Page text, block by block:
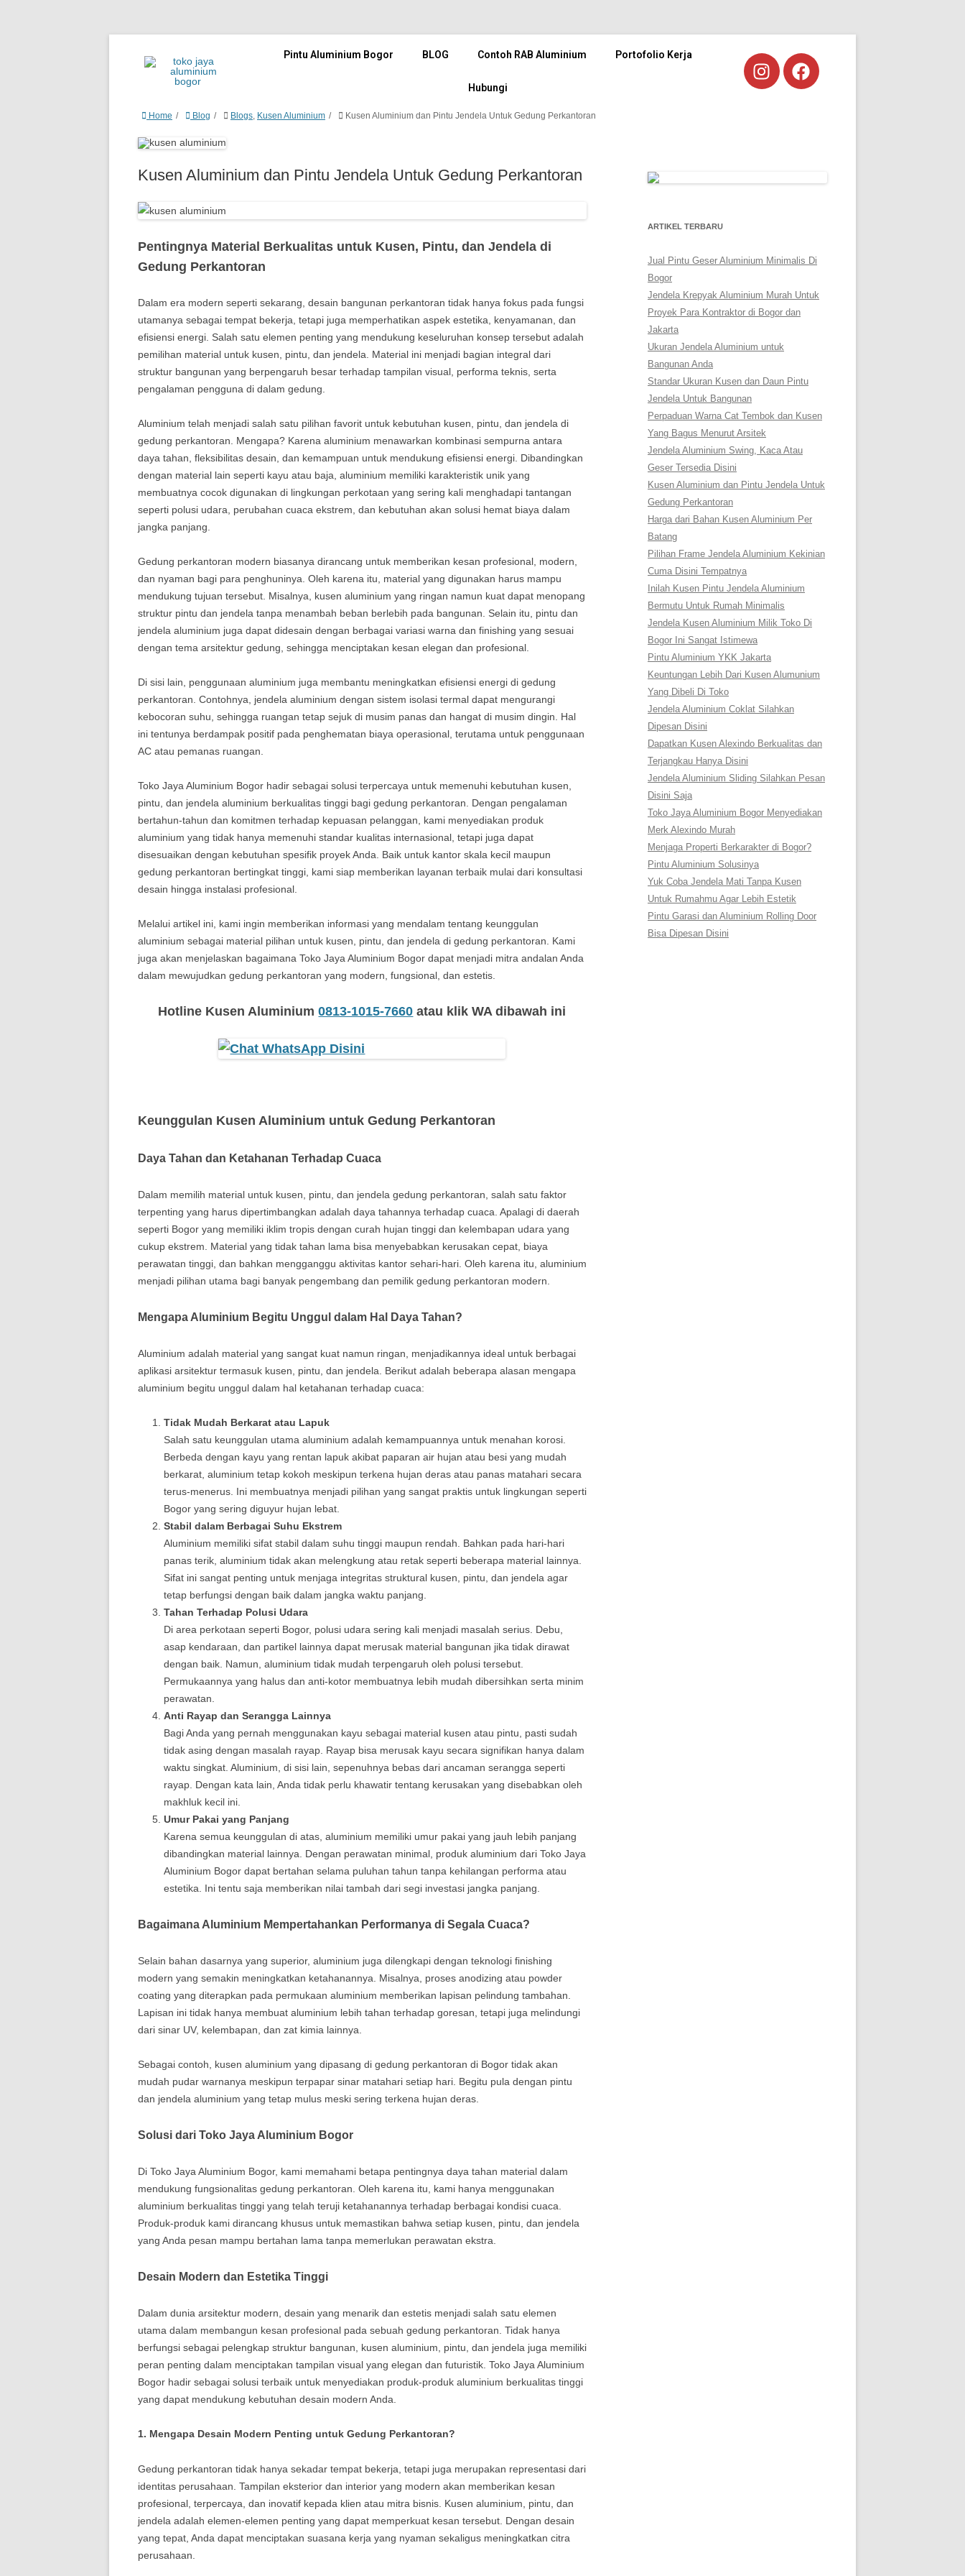
Pintu Aluminium Bogor BLOG Contoh RAB Aluminium Portofolio Kerja
Hubungi
Home Blog Blogs, Kusen Aluminium Kusen Aluminium dan Pintu Jendela Untuk Gedung Perkantoran
Kusen Aluminium dan Pintu Jendela Untuk Gedung Perkantoran
Pentingnya Material Berkualitas untuk Kusen, Pintu, dan Jendela di
Gedung Perkantoran
Dalam era modern seperti sekarang, desain bangunan perkantoran tidak hanya fokus pada fungsi
utamanya sebagai tempat bekerja, tetapi juga memperhatikan aspek estetika, kenyamanan, dan
efisiensi energi. Salah satu elemen penting yang mendukung keseluruhan konsep tersebut adalah
pemilihan material untuk kusen, pintu, dan jendela. Material ini menjadi bagian integral dari
struktur bangunan yang berpengaruh besar terhadap tampilan visual, performa teknis, serta
pengalaman pengguna di dalam gedung.
Aluminium telah menjadi salah satu pilihan favorit untuk kebutuhan kusen, pintu, dan jendela di
gedung perkantoran. Mengapa? Karena aluminium menawarkan kombinasi sempurna antara
daya tahan, fleksibilitas desain, dan kemampuan untuk mendukung efisiensi energi. Dibandingkan
dengan material lain seperti kayu atau baja, aluminium memiliki karakteristik unik yang
membuatnya cocok digunakan di lingkungan perkotaan yang sering kali menghadapi tantangan
seperti polusi udara, perubahan cuaca ekstrem, dan kebutuhan akan solusi hemat biaya dalam
jangka panjang.
Gedung perkantoran modern biasanya dirancang untuk memberikan kesan profesional, modern,
dan nyaman bagi para penghuninya. Oleh karena itu, material yang digunakan harus mampu
mendukung tujuan tersebut. Misalnya, kusen aluminium yang ringan namun kuat dapat menopang
struktur pintu dan jendela tanpa menambah beban berlebih pada bangunan. Selain itu, pintu dan
jendela aluminium juga dapat didesain dengan berbagai variasi warna dan finishing yang sesuai
dengan tema arsitektur gedung, sehingga menciptakan kesan elegan dan profesional.
Di sisi lain, penggunaan aluminium juga membantu meningkatkan efisiensi energi di gedung
perkantoran. Contohnya, jendela aluminium dengan sistem isolasi termal dapat mengurangi
kebocoran suhu, sehingga ruangan tetap sejuk di musim panas dan hangat di musim dingin. Hal
ini tentunya berdampak positif pada penghematan biaya operasional, terutama untuk penggunaan
AC atau pemanas ruangan.
Toko Jaya Aluminium Bogor hadir sebagai solusi terpercaya untuk memenuhi kebutuhan kusen,
pintu, dan jendela aluminium berkualitas tinggi bagi gedung perkantoran. Dengan pengalaman
bertahun-tahun dan komitmen terhadap kepuasan pelanggan, kami menyediakan produk
aluminium yang tidak hanya memenuhi standar kualitas internasional, tetapi juga dapat
disesuaikan dengan kebutuhan spesifik proyek Anda. Baik untuk kantor skala kecil maupun
gedung perkantoran bertingkat tinggi, kami siap memberikan layanan terbaik mulai dari konsultasi
desain hingga instalasi profesional.
Melalui artikel ini, kami ingin memberikan informasi yang mendalam tentang keunggulan
aluminium sebagai material pilihan untuk kusen, pintu, dan jendela di gedung perkantoran. Kami
juga akan menjelaskan bagaimana Toko Jaya Aluminium Bogor dapat menjadi mitra andalan Anda
dalam mewujudkan gedung perkantoran yang modern, fungsional, dan estetis.
Hotline Kusen Aluminium0813-1015-7660 atau klik WA dibawah ini
Keunggulan Kusen Aluminium untuk Gedung Perkantoran
Daya Tahan dan Ketahanan Terhadap Cuaca
Dalam memilih material untuk kusen, pintu, dan jendela gedung perkantoran, salah satu faktor
terpenting yang harus dipertimbangkan adalah daya tahannya terhadap cuaca. Apalagi di daerah
seperti Bogor yang memiliki iklim tropis dengan curah hujan tinggi dan kelembapan udara yang
cukup ekstrem. Material yang tidak tahan lama bisa menyebabkan kerusakan cepat, biaya
perawatan tinggi, dan bahkan mengganggu aktivitas kantor sehari-hari. Oleh karena itu, aluminium
menjadi pilihan utama bagi banyak pengembang dan pemilik gedung perkantoran modern.
Mengapa Aluminium Begitu Unggul dalam Hal Daya Tahan?
Aluminium adalah material yang sangat kuat namun ringan, menjadikannya ideal untuk berbagai
aplikasi arsitektur termasuk kusen, pintu, dan jendela. Berikut adalah beberapa alasan mengapa
aluminium begitu unggul dalam hal ketahanan terhadap cuaca:
Tidak Mudah Berkarat atau Lapuk
Salah satu keunggulan utama aluminium adalah kemampuannya untuk menahan korosi.
Berbeda dengan kayu yang rentan lapuk akibat paparan air hujan atau besi yang mudah
berkarat, aluminium tetap kokoh meskipun terkena hujan deras atau panas matahari secara
terus-menerus. Ini membuatnya menjadi pilihan yang sangat praktis untuk lingkungan seperti
Bogor yang sering diguyur hujan lebat.
Stabil dalam Berbagai Suhu Ekstrem
Aluminium memiliki sifat stabil dalam suhu tinggi maupun rendah. Bahkan pada hari-hari
panas terik, aluminium tidak akan melengkung atau retak seperti beberapa material lainnya.
Sifat ini sangat penting untuk menjaga integritas struktural kusen, pintu, dan jendela agar
tetap berfungsi dengan baik dalam jangka waktu panjang.
Tahan Terhadap Polusi Udara
Di area perkotaan seperti Bogor, polusi udara sering kali menjadi masalah serius. Debu,
asap kendaraan, dan partikel lainnya dapat merusak material bangunan jika tidak dirawat
dengan baik. Namun, aluminium tidak mudah terpengaruh oleh polusi tersebut.
Permukaannya yang halus dan anti-kotor membuatnya lebih mudah dibersihkan serta minim
perawatan.
Anti Rayap dan Serangga Lainnya
Bagi Anda yang pernah menggunakan kayu sebagai material kusen atau pintu, pasti sudah
tidak asing dengan masalah rayap. Rayap bisa merusak kayu secara signifikan hanya dalam
waktu singkat. Aluminium, di sisi lain, sepenuhnya bebas dari ancaman serangga seperti
rayap. Dengan kata lain, Anda tidak perlu khawatir tentang kerusakan yang disebabkan oleh
makhluk kecil ini.
Umur Pakai yang Panjang
Karena semua keunggulan di atas, aluminium memiliki umur pakai yang jauh lebih panjang
dibandingkan material lainnya. Dengan perawatan minimal, produk aluminium dari Toko Jaya
Aluminium Bogor dapat bertahan selama puluhan tahun tanpa kehilangan performa atau
estetika. Ini tentu saja memberikan nilai tambah dari segi investasi jangka panjang.
Bagaimana Aluminium Mempertahankan Performanya di Segala Cuaca?
Selain bahan dasarnya yang superior, aluminium juga dilengkapi dengan teknologi finishing
modern yang semakin meningkatkan ketahanannya. Misalnya, proses anodizing atau powder
coating yang diterapkan pada permukaan aluminium memberikan lapisan pelindung tambahan.
Lapisan ini tidak hanya membuat aluminium lebih tahan terhadap goresan, tetapi juga melindungi
dari sinar UV, kelembapan, dan zat kimia lainnya.
Sebagai contoh, kusen aluminium yang dipasang di gedung perkantoran di Bogor tidak akan
mudah pudar warnanya meskipun terpapar sinar matahari setiap hari. Begitu pula dengan pintu
dan jendela aluminium yang tetap mulus meski sering terkena hujan deras.
Solusi dari Toko Jaya Aluminium Bogor
Di Toko Jaya Aluminium Bogor, kami memahami betapa pentingnya daya tahan material dalam
mendukung fungsionalitas gedung perkantoran. Oleh karena itu, kami hanya menggunakan
aluminium berkualitas tinggi yang telah teruji ketahanannya terhadap berbagai kondisi cuaca.
Produk-produk kami dirancang khusus untuk memastikan bahwa setiap kusen, pintu, dan jendela
yang Anda pesan mampu bertahan lama tanpa memerlukan perawatan ekstra.
Desain Modern dan Estetika Tinggi
Dalam dunia arsitektur modern, desain yang menarik dan estetis menjadi salah satu elemen
utama dalam membangun kesan profesional pada sebuah gedung perkantoran. Tidak hanya
berfungsi sebagai pelengkap struktur bangunan, kusen aluminium, pintu, dan jendela juga memiliki
peran penting dalam menciptakan tampilan visual yang elegan dan futuristik. Toko Jaya Aluminium
Bogor hadir sebagai solusi terbaik untuk menyediakan produk-produk aluminium berkualitas tinggi
yang dapat mendukung kebutuhan desain modern Anda.
1. Mengapa Desain Modern Penting untuk Gedung Perkantoran?
Gedung perkantoran tidak hanya sekadar tempat bekerja, tetapi juga merupakan representasi dari
identitas perusahaan. Tampilan eksterior dan interior yang modern akan memberikan kesan
profesional, terpercaya, dan inovatif kepada klien atau mitra bisnis. Kusen aluminium, pintu, dan
jendela adalah elemen-elemen penting yang dapat memperkuat kesan tersebut. Dengan desain
yang tepat, Anda dapat menciptakan suasana kerja yang nyaman sekaligus meningkatkan citra
perusahaan.
ARTIKEL TERBARU
Jual Pintu Geser Aluminium Minimalis Di
Bogor
Jendela Krepyak Aluminium Murah Untuk
Proyek Para Kontraktor di Bogor dan
Jakarta
Ukuran Jendela Aluminium untuk
Bangunan Anda
Standar Ukuran Kusen dan Daun Pintu
Jendela Untuk Bangunan
Perpaduan Warna Cat Tembok dan Kusen
Yang Bagus Menurut Arsitek
Jendela Aluminium Swing, Kaca Atau
Geser Tersedia Disini
Kusen Aluminium dan Pintu Jendela Untuk
Gedung Perkantoran
Harga dari Bahan Kusen Aluminium Per
Batang
Pilihan Frame Jendela Aluminium Kekinian
Cuma Disini Tempatnya
Inilah Kusen Pintu Jendela Aluminium
Bermutu Untuk Rumah Minimalis
Jendela Kusen Aluminium Milik Toko Di
Bogor Ini Sangat Istimewa
Pintu Aluminium YKK Jakarta
Keuntungan Lebih Dari Kusen Alumunium
Yang Dibeli Di Toko
Jendela Aluminium Coklat Silahkan
Dipesan Disini
Dapatkan Kusen Alexindo Berkualitas dan
Terjangkau Hanya Disini
Jendela Aluminium Sliding Silahkan Pesan
Disini Saja
Toko Jaya Aluminium Bogor Menyediakan
Merk Alexindo Murah
Menjaga Properti Berkarakter di Bogor?
Pintu Aluminium Solusinya
Yuk Coba Jendela Mati Tanpa Kusen
Untuk Rumahmu Agar Lebih Estetik
Pintu Garasi dan Aluminium Rolling Door
Bisa Dipesan Disini